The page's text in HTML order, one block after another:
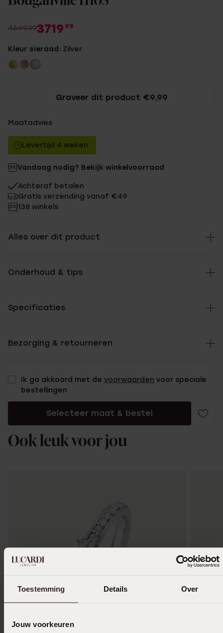
Toestemming Details Over
Jouw voorkeuren
4649.993719 99
Kleur sieraad: Zilver
Graveer dit product €9,99
Maatadvies
Levertijd 4 weken
Vandaag nodig? Bekijk winkelvoorraad
Achteraf betalen
Gratis verzending vanaf €49
138 winkels
Alles over dit product
Onderhoud & tips
Specificaties
Bezorging & retourneren
Ik ga akkoord met de voorwaarden voor speciale
bestellingen
Selecteer maat & bestel
Ook leuk voor jou